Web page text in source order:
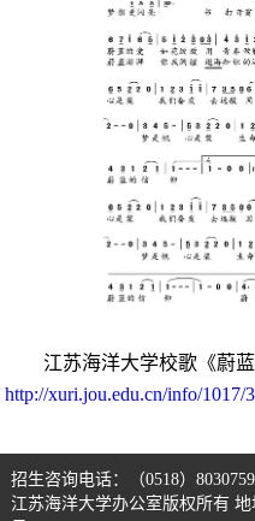
江苏海洋大学校歌《蔚
http://xuri.jou.edu.cn/info/1017/
招生咨询电话：（0518）
江苏海洋大学办公室版权所有